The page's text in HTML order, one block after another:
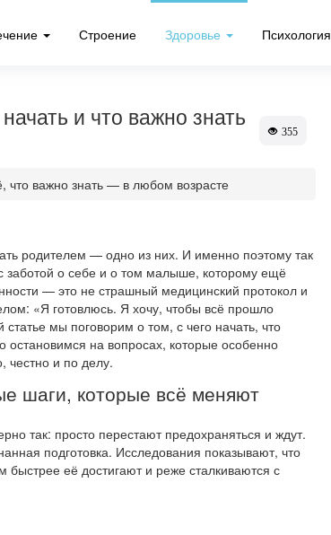
Строение Здоровье Психология
и что важно знать
что важно знать — в любом возрасте
355
родителем — одно из них. И именно поэтому так
заботой о себе и о том малыше, которому ещё
— это не страшный медицинский протокол и
«Я готовлюсь. Я хочу, чтобы всё прошло
мы поговорим о том, с чего начать, что
остановимся на вопросах, которые особенно
честно и по делу.
шаги, которые всё меняют
так: просто перестают предохраняться и ждут.
подготовка. Исследования показывают, что
быстрее её достигают и реже сталкиваются с